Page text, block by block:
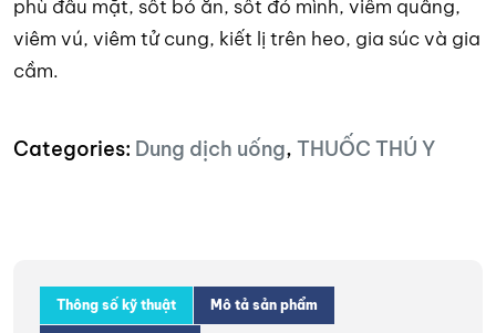
phù đầu mặt, sốt bỏ ăn, sốt đỏ mình, viêm quầng,
viêm vú, viêm tử cung, kiết lị trên heo, gia súc và gia
cầm.
Categories: Dung dịch uống, THUỐC THÚ Y
Thông số kỹ thuật Mô tả sản phẩm